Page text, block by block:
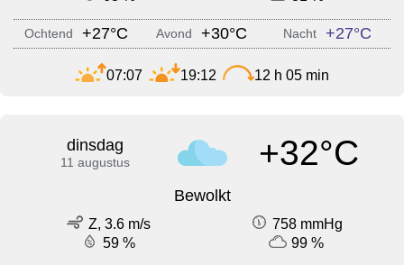
Ochtend +27°C Avond +30°C Nacht +27°C
07:07 19:12 12 h 05 min
dinsdag
11 augustus +32°C
Bewolkt
Z, 3.6 m/s
758 mmHg
59 %
99 %